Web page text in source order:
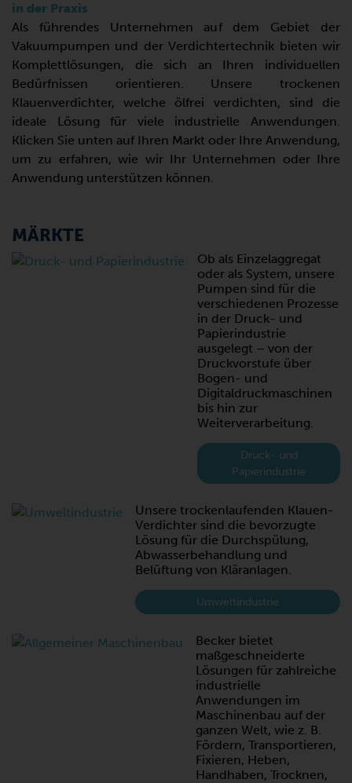
in der Praxis
Als führendes Unternehmen auf dem Gebiet der
Vakuumpumpen und der Verdichtertechnik bieten wir
Komplettlösungen, die sich an Ihren individuellen
Bedürfnissen orientieren. Unsere trockenen
Klauenverdichter, welche ölfrei verdichten, sind die
ideale Lösung für viele industrielle Anwendungen.
Klicken Sie unten auf Ihren Markt oder Ihre Anwendung,
um zu erfahren, wie wir Ihr Unternehmen oder Ihre
Anwendung unterstützen können.
MÄRKTE
Ob als Einzelaggregat
oder als System, unsere
Pumpen sind für die
verschiedenen Prozesse
in der Druck- und
Papierindustrie
ausgelegt – von der
Druckvorstufe über
Bogen- und
Digitaldruckmaschinen
bis hin zur
Weiterverarbeitung.
Druck- und
Papierindustrie
Unsere trockenlaufenden Klauen-
Verdichter sind die bevorzugte
Lösung für die Durchspülung,
Abwasserbehandlung und
Belüftung von Kläranlagen.
Umweltindustrie
Becker bietet
maßgeschneiderte
Lösungen für zahlreiche
industrielle
Anwendungen im
Maschinenbau auf der
ganzen Welt, wie z. B.
Fördern, Transportieren,
Fixieren, Heben,
Handhaben, Trocknen,